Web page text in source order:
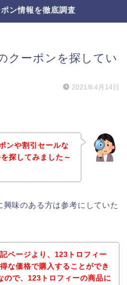
ン情報を徹底調査
クーポンを探してい
2021年4月14日
ンや割引セールな
探してみました～
味のある方は参考にしていた
ページより、123トロフィー
な価格で購入することができ
ので、123トロフィーの商品に